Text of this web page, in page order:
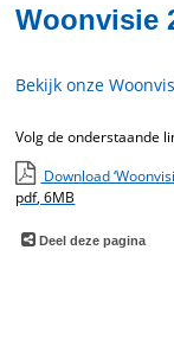
Woonvisie
Bekijk onze
Volg de onderstaande
Download
pdf, 6MB
Deel deze pagina